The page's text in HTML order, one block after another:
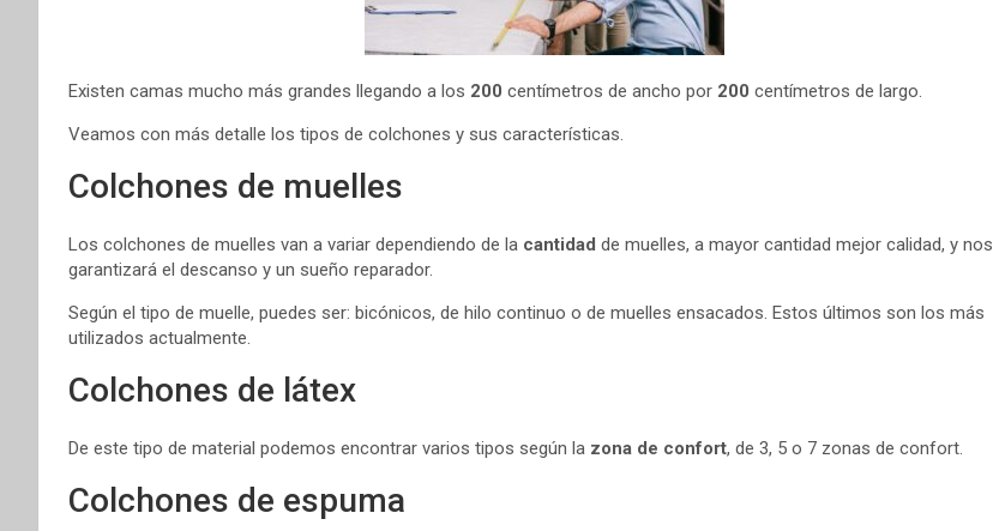
Existen camas mucho más grandes llegando a los 200 centímetros de ancho por 200 centímetros de largo.
Veamos con más detalle los tipos de colchones y sus características.
Colchones de muelles
Los colchones de muelles van a variar dependiendo de la cantidad de muelles, a mayor cantidad mejor calidad, y nos
garantizará el descanso y un sueño reparador.
Según el tipo de muelle, puedes ser: bicónicos, de hilo continuo o de muelles ensacados. Estos últimos son los más
utilizados actualmente.
Colchones de látex
De este tipo de material podemos encontrar varios tipos según la zona de confort, de 3, 5 o 7 zonas de confort.
Colchones de espuma